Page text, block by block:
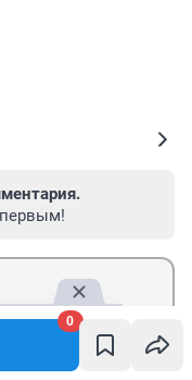
0
Отправить